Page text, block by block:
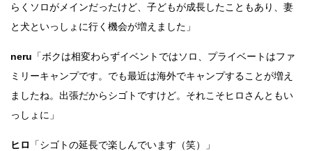
らくソロがメインだったけど、子どもが成長したこともあり、妻
と犬といっしょに行く機会が増えました」
neru 「ボクは相変わらずイベントではソロ、プライベートはファ
ミリーキャンプです。でも最近は海外でキャンプすることが増え
ましたね。出張だからシゴトですけど。それこそヒロさんともい
っしょに」
ヒロ 「シゴトの延長で楽しんでいます（笑）」